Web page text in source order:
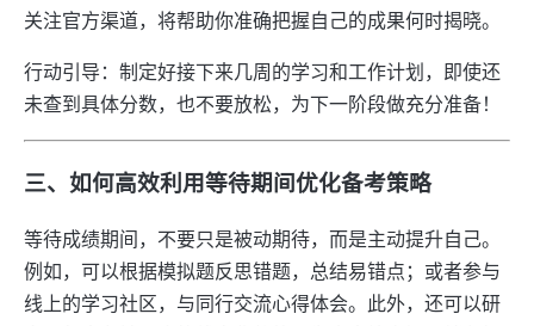
关注官方渠道，将帮助你准确把握自己的成果何时揭晓。
行动引导：制定好接下来几周的学习和工作计划，即使还
未查到具体分数，也不要放松，为下一阶段做充分准备！
三、如何高效利用等待期间优化备考策略
等待成绩期间，不要只是被动期待，而是主动提升自己。
例如，可以根据模拟题反思错题，总结易错点；或者参与
线上的学习社区，与同行交流心得体会。此外，还可以研